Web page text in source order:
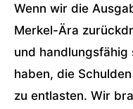
Wenn wir die
Merkel-Ära
und
haben, die
zu entlasten. Wir